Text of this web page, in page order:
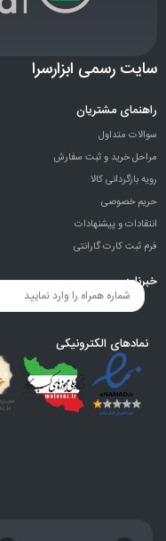
سایت رسمی ابزارسرا
راهنمای مشتریان
سوالات متداول
مراحل خرید و ثبت سفارش
رویه بازگردانی کالا
حریم خصوصی
انتقادات و پيشنهادات
فرم ثبت کارت گارانتی
خبرنامه
نمادهای الکترونیکی